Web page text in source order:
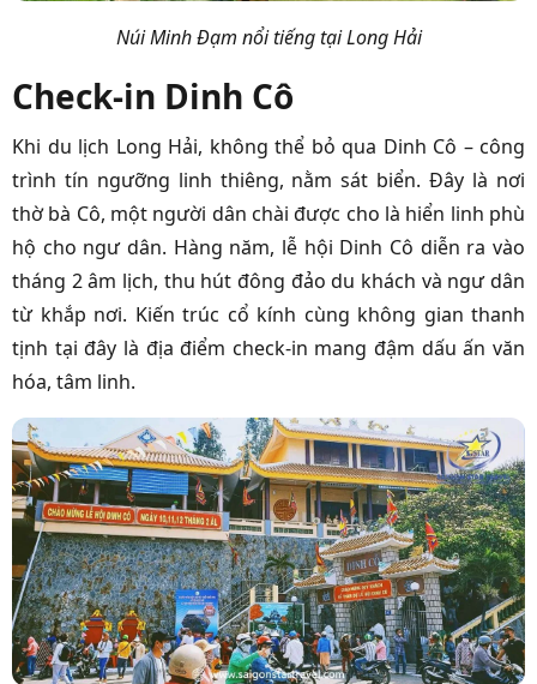
Núi Minh Đạm nổi tiếng tại Long Hải
Check-in Dinh Cô
Khi du lịch Long Hải, không thể bỏ qua Dinh Cô – công
trình tín ngưỡng linh thiêng, nằm sát biển. Đây là nơi
thờ bà Cô, một người dân chài được cho là hiển linh phù
hộ cho ngư dân. Hàng năm, lễ hội Dinh Cô diễn ra vào
tháng 2 âm lịch, thu hút đông đảo du khách và ngư dân
từ khắp nơi. Kiến trúc cổ kính cùng không gian thanh
tịnh tại đây là địa điểm check-in mang đậm dấu ấn văn
hóa, tâm linh.